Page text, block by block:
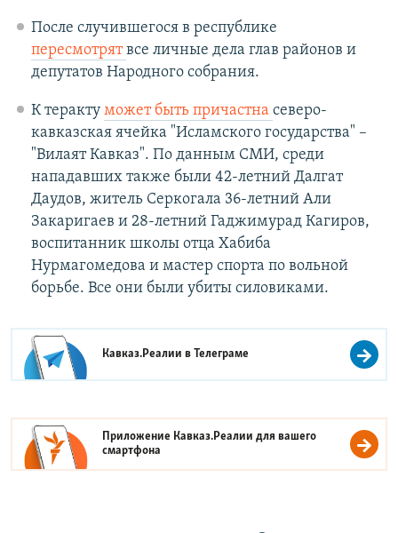
После случившегося в республике
пересмотрятвсе личные дела глав районов и
депутатов Народного собрания.
К теракту может быть причастна северо-
кавказская ячейка "Исламского государства" –
"Вилаят Кавказ". По данным СМИ, среди
нападавших также были 42-летний Далгат
Даудов, житель Серкогала 36-летний Али
Закаригаев и 28-летний Гаджимурад Кагиров,
воспитанник школы отца Хабиба
Нурмагомедова и мастер спорта по вольной
борьбе. Все они были убиты силовиками.
Кавказ.Реалии вТелеграме
Приложение Кавказ.Реалии для вашего
смартфона